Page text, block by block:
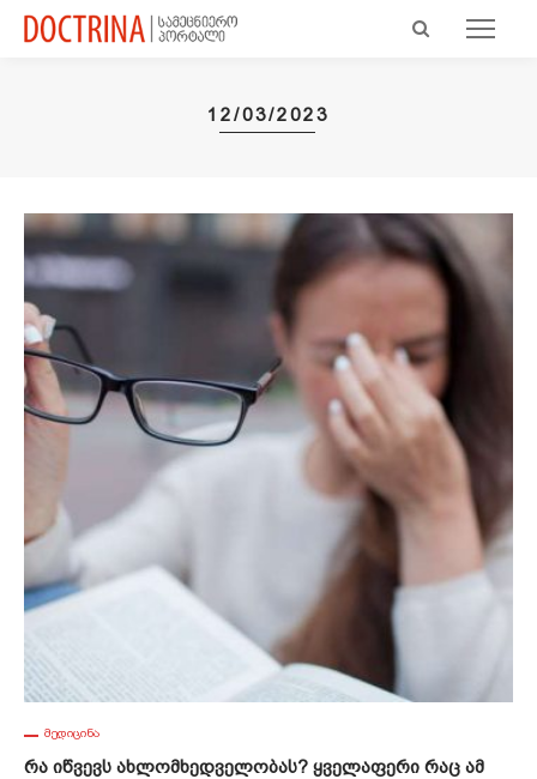
12/03/2023
ᲛᲔᲓᲘᲪᲘᲜᲐ
Რა Იწვევს Ახლომხედველობას? Ყველაფერი Რაც Ამ